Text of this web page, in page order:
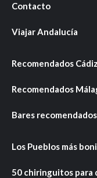
Contacto
Viajar Andalucía
Recomendados Cádiz
Recomendados
Bares
Los Pueblos más
50 chiringuitos para